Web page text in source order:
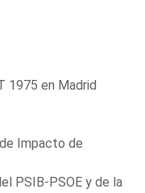
1975 en Madrid
Impacto de
PSIB-PSOE y de la